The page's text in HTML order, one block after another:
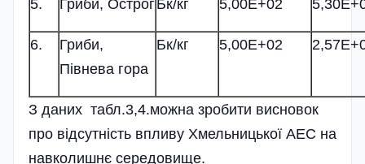
5. Гриби, Острог Бк/кг 5,00Е+02
6.
Гриби,
Півнева гора
Бк/кг 5,00Е+02
З даних табл.3,4.можна зробити висновок
про відсутність впливу Хмельницької АЕС на
навколишнє середовище.